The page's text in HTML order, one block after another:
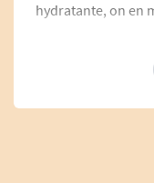
hydratante, on en
03/